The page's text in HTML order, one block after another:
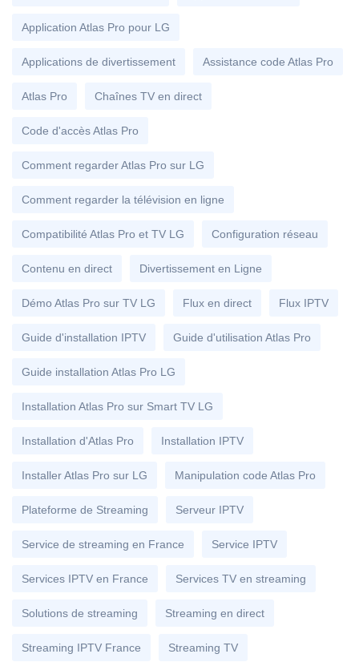
Application Atlas Pro pour LG
Applications de divertissement Assistance code Atlas Pro
Atlas Pro Chaînes TV en direct
Code d'accès Atlas Pro
Comment regarder Atlas Pro sur LG
Comment regarder la télévision en ligne
Compatibilité Atlas Pro et TV LG Configuration réseau
Contenu en direct Divertissement en Ligne
Démo Atlas Pro sur TV LG Flux en direct Flux IPTV
Guide d'installation IPTV Guide d'utilisation Atlas Pro
Guide installation Atlas Pro LG
Installation Atlas Pro sur Smart TV LG
Installation d'Atlas Pro Installation IPTV
Installer Atlas Pro sur LG Manipulation code Atlas Pro
Plateforme de Streaming Serveur IPTV
Service de streaming en France Service IPTV
Services IPTV en France Services TV en streaming
Solutions de streaming Streaming en direct
Streaming IPTV France Streaming TV